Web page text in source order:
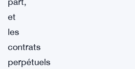
et
les
contrats
perpétuels